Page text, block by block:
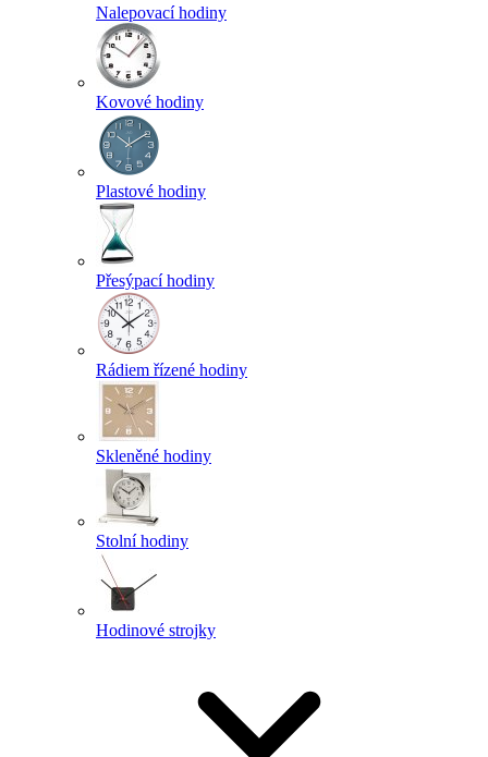
Nalepovací hodiny
Kovové hodiny
Plastové hodiny
Přesýpací hodiny
Rádiem řízené hodiny
Skleněné hodiny
Stolní hodiny
Hodinové strojky